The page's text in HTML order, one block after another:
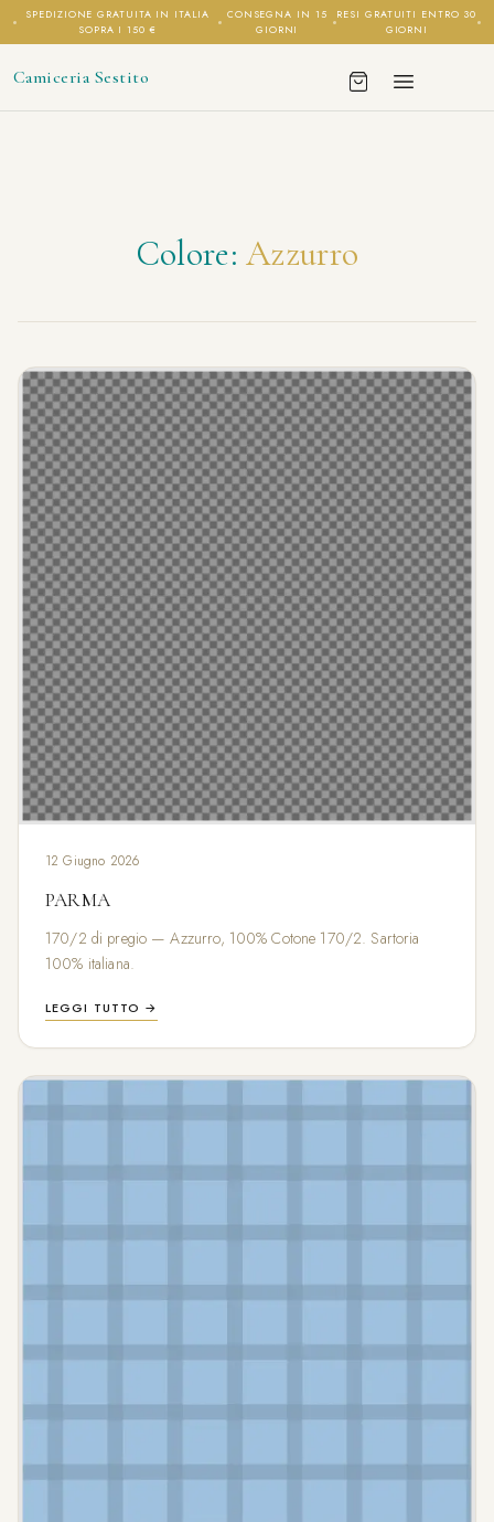
SPEDIZIONE GRATUITA IN ITALIA
SOPRA I 150 €
CONSEGNA IN 15
GIORNI
RESI GRATUITI ENTRO 30
GIORNI
Camiceria Sestito
Colore:Azzurro
12 Giugno 2026
PARMA
170/2 di pregio — Azzurro, 100% Cotone 170/2. Sartoria
100% italiana.
LEGGI TUTTO →